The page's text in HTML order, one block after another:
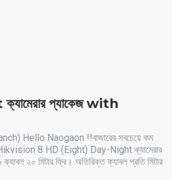
প্যাকেজ with
Hello Naogaon !!বাজারের সবচেয়ে কম
Hikvision 8 HD (Eight) Day-Night ক্যামেরার
২০ মিটার ফ্রি। অতিরিক্ত ক্যাবল প্রতি মিটার